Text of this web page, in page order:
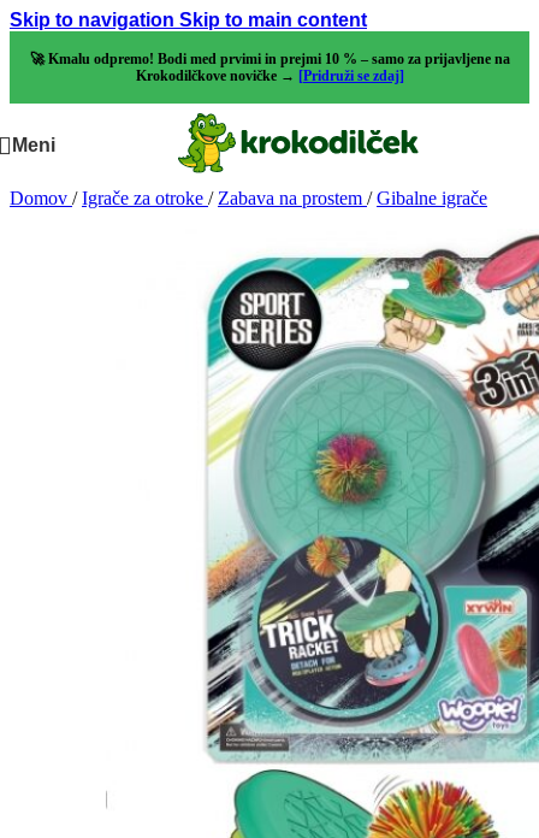
Skip to navigation Skip to main content
🚀 Kmalu odpremo! Bodi med prvimi in prejmi 10 % – samo za prijavljene na
Krokodilčkove novičke → [Pridruži se zdaj]
Meni
Domov / Igrače za otroke / Zabava na prostem / Gibalne igrače